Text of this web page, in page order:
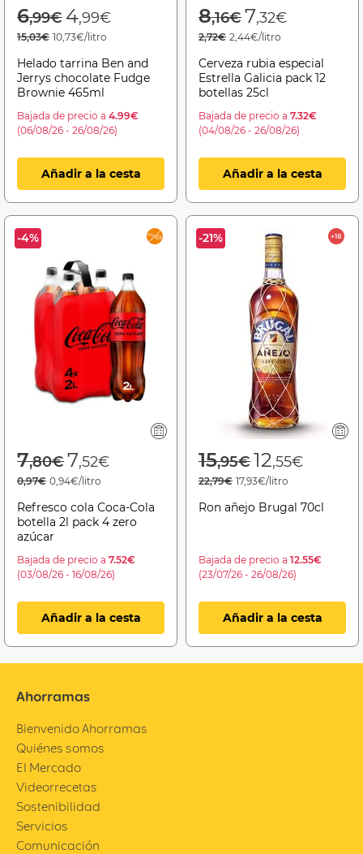
Price reduced from
6,99€to
4,99€
15,03€ 10,73€/litro
Helado tarrina Ben and
Jerrys chocolate Fudge
Brownie 465ml
Bajada de precio a 4.99€
(06/08/26 - 26/08/26)
Añadir a la cesta
Price reduced
8,16€to
7,32€
2,72€ 2,44€/litro
Cerveza rubia especial
Estrella Galicia pack 12
botellas 25cl
Bajada de precio a 7.32€
(04/08/26 - 26/08/26)
Añadir a la cesta
-4%
Price reduced from
7,80€to
7,52€
0,97€ 0,94€/litro
Refresco cola Coca-Cola
botella 2l pack 4 zero
azúcar
Bajada de precio a 7.52€
(03/08/26 - 16/08/26)
Añadir a la cesta
-21%
Price reduced
15,95€to
12,55€
22,79€ 17,93€/litro
Ron añejo Brugal 70cl
Bajada de precio a 12.55€
(23/07/26 - 26/08/26)
Añadir a la cesta
Ahorramas
Bienvenido Ahorramas
Quiénes somos
El Mercado
Videorrecetas
Sostenibilidad
Servicios
Comunicación